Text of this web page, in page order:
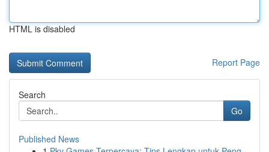
HTML is disabled
Report Page
Search
Go
Published News